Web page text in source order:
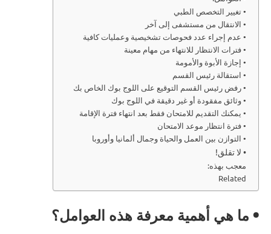
• تغيير التخصص الطبي
• الانتقال من مستشفى إلى آخر
• عدم إجراء عدد فحوصات تشخيصية وعمليات كافية
• فترات الانتظار للانتهاء من مهام معينة
• إجازة الأبوة والأمومة
• استقالة رئيس القسم
• رفض رئيس القسم التوقيع على اللوج بوك الخاص بك
• وثائق مفقودة أو غير دقيقة في اللوج بوك
• يمكنك التقديم للامتحان فقط بعد انتهاء فترة الإقامة
• فترة انتظار موعد الامتحان
• التوازن بين العمل والحياة وجمال ألمانيا وأوروبا
• لا تقلق!
معجب بهذه:
Related
• ما هي أهمية معرفة هذه العوامل؟